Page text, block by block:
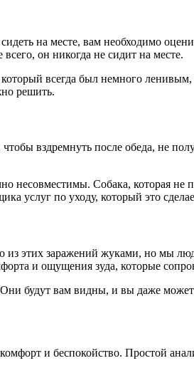
на месте, вам необходимо
он никогда не сидит на месте.
всегда был немного
решить.
вздремнуть после обеда, не
несовместимы. Собака, которая
услуг по уходу, который это
из этих заражений жуками, но мы
и ощущения зуда, которые
будут вам видны, и вы даже
и беспокойство. Простой